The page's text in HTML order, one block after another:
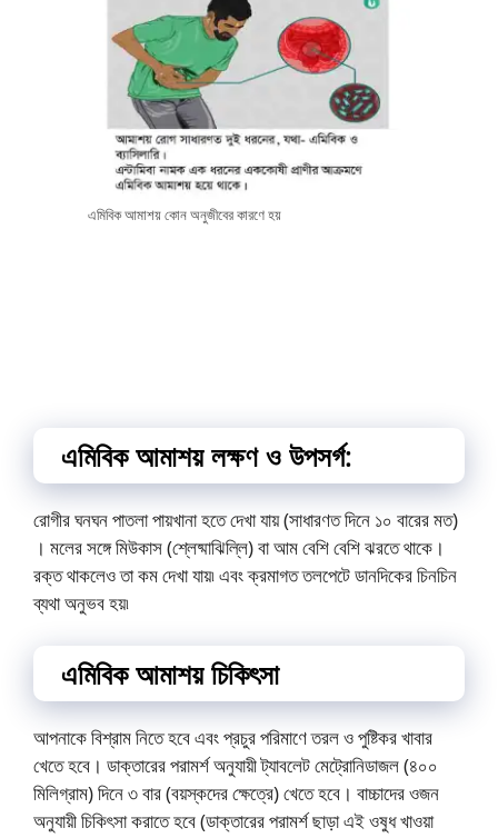
এমিবিক আমাশয় কোন অনুজীবের কারণে হয়
এমিবিক আমাশয় লক্ষণ ও উপসর্গ:
রোগীর ঘনঘন পাতলা পায়খানা হতে দেখা যায় (সাধারণত দিনে ১০ বারের মত)
। মলের সঙ্গে মিউকাস (শ্লেষ্মাঝিল্লি) বা আম বেশি বেশি ঝরতে থাকে।
রক্ত থাকলেও তা কম দেখা যায়৷ এবং ক্রমাগত তলপেটে ডানদিকের চিনচিন
ব্যথা অনুভব হয়৷
এমিবিক আমাশয় চিকিৎসা
আপনাকে বিশ্রাম নিতে হবে এবং প্রচুর পরিমাণে তরল ও পুষ্টিকর খাবার
খেতে হবে। ডাক্তারের পরামর্শ অনুযায়ী ট্যাবলেট মেট্রোনিডাজল (৪০০
মিলিগ্রাম) দিনে ৩ বার (বয়স্কদের ক্ষেত্রে) খেতে হবে। বাচ্চাদের ওজন
অনুযায়ী চিকিৎসা করাতে হবে (ডাক্তারের পরামর্শ ছাড়া এই ওষুধ খাওয়া